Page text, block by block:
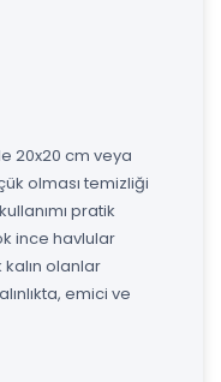
20x20 cm veya
olması temizliği
pratik
ince havlular
olanlar
emici ve